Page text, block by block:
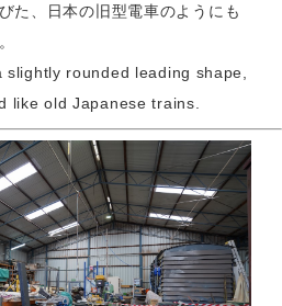
た、日本の旧型電車のようにも
rounded leading shape,
like old Japanese trains.